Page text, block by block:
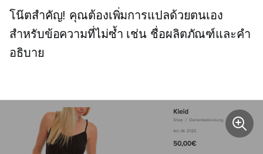
โน๊ตสำคัญ! คุณต้องเพิ่มการแปลด้วยตนเอง
สำหรับข้อความที่ไม่ซ้ำ เช่น ชื่อผลิตภัณฑ์และคำ
อธิบาย